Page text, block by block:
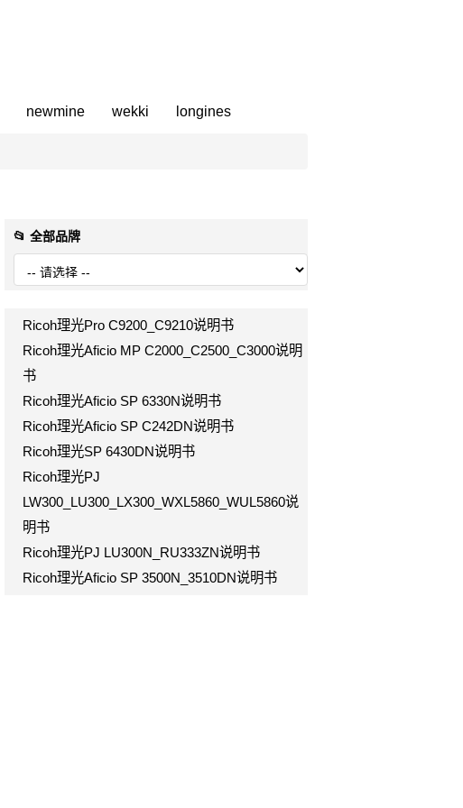
newmine wekki longines
📂 全部品牌
Ricoh理光Pro C9200_C9210说明书
Ricoh理光Aficio MP C2000_C2500_C3000说明
书
Ricoh理光Aficio SP 6330N说明书
Ricoh理光Aficio SP C242DN说明书
Ricoh理光SP 6430DN说明书
Ricoh理光PJ
LW300_LU300_LX300_WXL5860_WUL5860说
明书
Ricoh理光PJ LU300N_RU333ZN说明书
Ricoh理光Aficio SP 3500N_3510DN说明书